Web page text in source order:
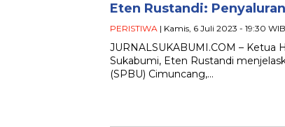
Eten Rustandi:
PERISTIWA | Kamis, 6 Juli 2023 - 19:30 WIB
JURNALSUKABUMI.COM – Ketua
Sukabumi, Eten Rustandi
(SPBU) Cimuncang,…